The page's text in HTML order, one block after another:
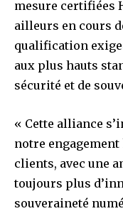
mesure certifiées
ailleurs en cours
qualification
aux plus hauts
sécurité et de
« Cette alliance
notre
clients, avec une
toujours plus
souveraineté